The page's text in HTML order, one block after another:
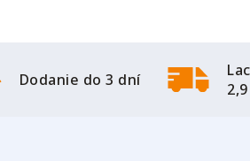
Dodanie do 3 dní